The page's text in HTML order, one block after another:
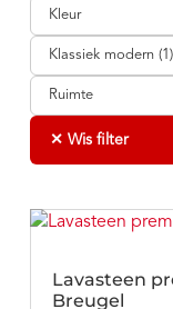
✕ Wis filter
Lavasteen
Breugel